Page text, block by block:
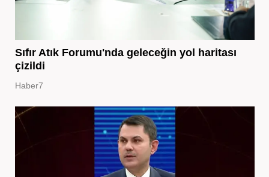
Sıfır Atık Forumu'nda geleceğin yol haritası
çizildi
Haber7